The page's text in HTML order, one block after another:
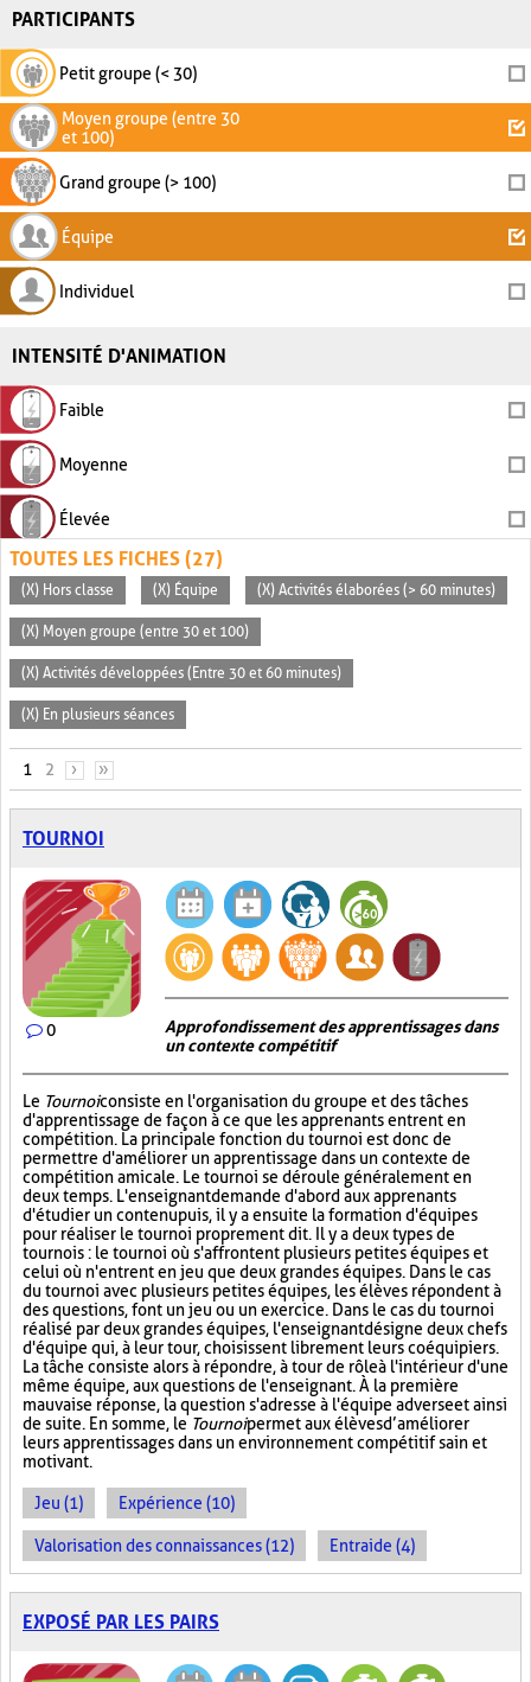
PARTICIPANTS
Petit groupe (< 30)
Moyen groupe (entre 30
et 100)
Grand groupe (> 100)
Équipe
Individuel
INTENSITÉ D'ANIMATION
Faible
Moyenne
Élevée
TOUTES LES FICHES (27)
(X) Hors classe (X) Équipe (X) Activités élaborées (> 60 minutes)
(X) Moyen groupe (entre 30 et 100)
(X) Activités développées (Entre 30 et 60 minutes)
(X) En plusieurs séances
PAGES
1 2 › »
TOURNOI
0
Approfondissement des apprentissages dans
un contexte compétitif
Le Tournoiconsiste en l'organisation du groupe et des tâches
d'apprentissage de façon à ce que les apprenants entrent en
compétition. La principale fonction du tournoi est donc de
permettre d'améliorer un apprentissage dans un contexte de
compétition amicale. Le tournoi se déroule généralement en
deux temps. L'enseignant demande d'abord aux apprenants
d'étudier un contenu puis, il y a ensuite la formation d'équipes
pour réaliser le tournoi proprement dit. Il y a deux types de
tournois : le tournoi où s'affrontent plusieurs petites équipes et
celui où n'entrent en jeu que deux grandes équipes. Dans le cas
du tournoi avec plusieurs petites équipes, les élèves répondent à
des questions, font un jeu ou un exercice. Dans le cas du tournoi
réalisé par deux grandes équipes, l'enseignant désigne deux chefs
d'équipe qui, à leur tour, choisissent librement leurs coéquipiers.
La tâche consiste alors à répondre, à tour de rôle à l'intérieur d'une
même équipe, aux questions de l'enseignant. À la première
mauvaise réponse, la question s'adresse à l'équipe adverse et ainsi
de suite. En somme, le Tournoipermet aux élèves d’améliorer
leurs apprentissages dans un environnement compétitif sain et
motivant.
Jeu (1) Expérience (10)
Valorisation des connaissances (12) Entraide (4)
EXPOSÉ PAR LES PAIRS